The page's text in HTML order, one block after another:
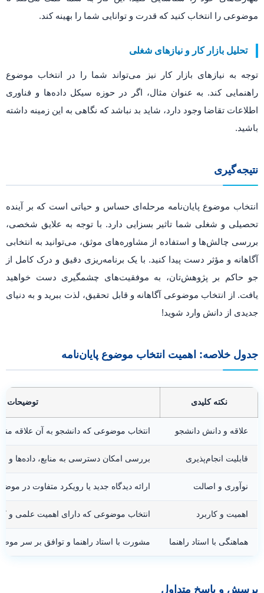
موضوعی را انتخاب کنید که قدرت و توانایی شما را بهینه کند.
تحلیل بازار کار و نیازهای شغلی
توجه به نیازهای بازار کار نیز می‌تواند شما را در انتخاب موضوع
راهنمایی کند. به عنوان مثال، اگر در حوزه سیکل داده‌ها و فناوری
اطلاعات تقاضا وجود دارد، شاید بد نباشد که نگاهی به این زمینه داشته
باشید.
نتیجه‌گیری
انتخاب موضوع پایان‌نامه مرحله‌ای حساس و حیاتی است که بر آینده
تحصیلی و شغلی شما تاثیر بسزایی دارد. با توجه به علایق شخصی،
بررسی چالش‌ها و استفاده از مشاوره‌های موثق، می‌توانید به انتخابی
آگاهانه و مؤثر دست پیدا کنید. با یک برنامه‌ریزی دقیق و درک کامل از
جو حاکم بر پژوهش‌تان، به موفقیت‌های چشمگیری دست خواهید
یافت. از انتخاب موضوعی آگاهانه و قابل تحقیق، لذت ببرید و به دنیای
جدیدی از دانش وارد شوید!
جدول خلاصه: اهمیت انتخاب موضوع پایان‌نامه
نکته کلیدی توضیحات
علاقه و دانش دانشجو انتخاب موضوعی که دانشجو به آن علاقه
قابلیت انجام‌پذیری بررسی امکان دسترسی به منابع، داده‌ها و
نوآوری و اصالت ارائه دیدگاه جدید یا رویکرد متفاوت در
اهمیت و کاربرد انتخاب موضوعی که دارای اهمیت علمی و
هماهنگی با استاد راهنما مشورت با استاد راهنما و توافق بر سر
پرسش و پاسخ متداول